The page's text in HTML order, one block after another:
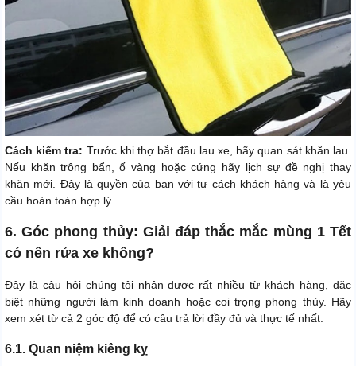
Cách kiểm tra: Trước khi thợ bắt đầu lau xe, hãy quan sát khăn lau.
Nếu khăn trông bẩn, ố vàng hoặc cứng hãy lịch sự đề nghị thay
khăn mới. Đây là quyền của bạn với tư cách khách hàng và là yêu
cầu hoàn toàn hợp lý.
6. Góc phong thủy: Giải đáp thắc mắc mùng 1 Tết
có nên rửa xe không?
Đây là câu hỏi chúng tôi nhận được rất nhiều từ khách hàng, đặc
biệt những người làm kinh doanh hoặc coi trọng phong thủy. Hãy
xem xét từ cả 2 góc độ để có câu trả lời đầy đủ và thực tế nhất.
6.1. Quan niệm kiêng kỵ